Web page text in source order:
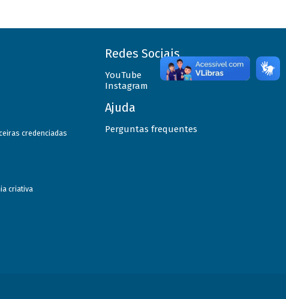
credenciadas
criativa
Redes Sociais
YouTube
Instagram
Ajuda
Perguntas frequentes